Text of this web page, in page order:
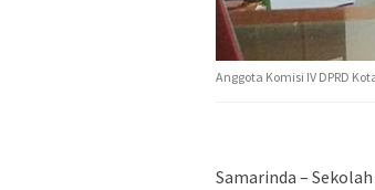
Anggota Komisi IV DPRD
Samarinda –